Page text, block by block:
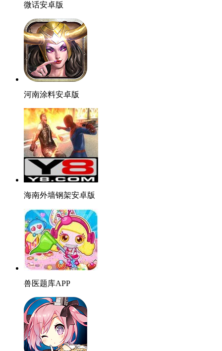
微话安卓版
河南涂料安卓版
海南外墙钢架安卓版
兽医题库APP